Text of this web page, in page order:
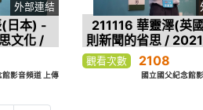
外部連結
(日本) -
文化 /
文演講
館影音頻道 上傳
211116 華靈澤(英
則新聞的省思 /
生華語文演講比賽
觀看次數 2108
國立國父紀念館